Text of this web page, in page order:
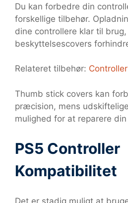
Du kan forbedre din
forskellige tilbehør.
dine controllere klar til brug,
beskyttelsescovers
Relateret tilbehør:
Thumb stick covers kan
præcision, mens
mulighed for at reparere
PS5 Controller
Kompatibilitet
Det er stadig muligt at